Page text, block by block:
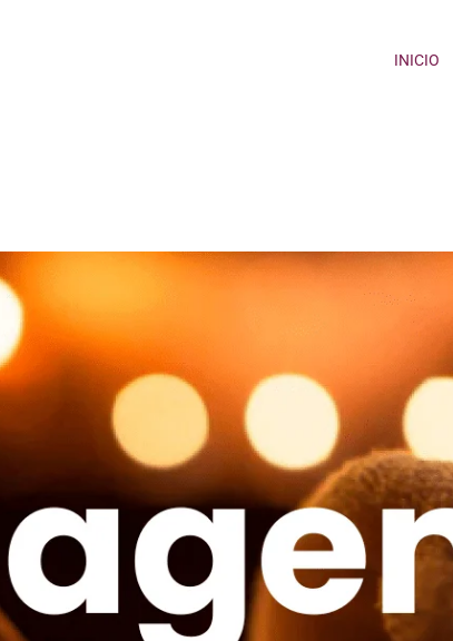
INICIO